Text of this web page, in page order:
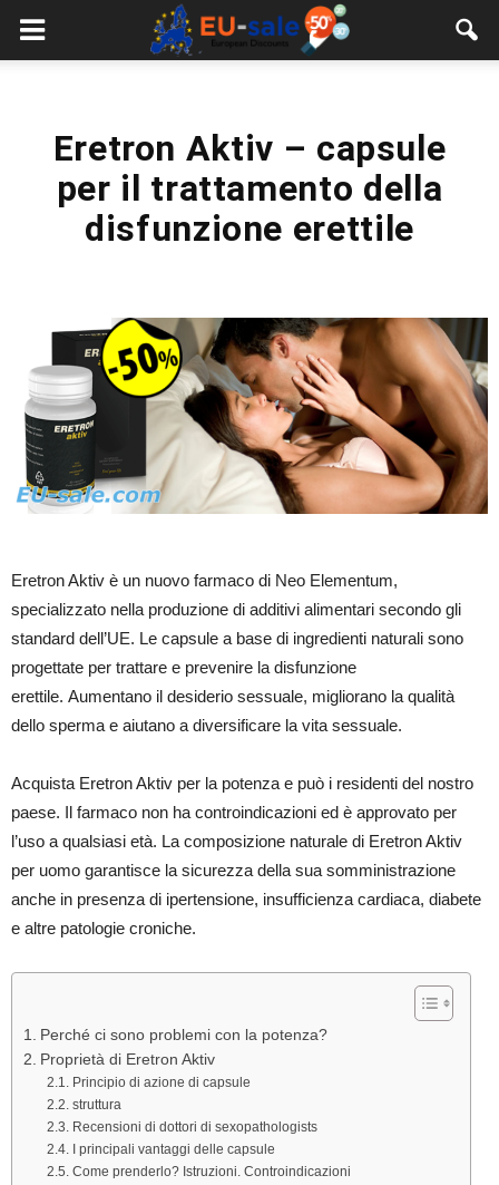
European
Eretron Aktiv – capsule
per il trattamento della
disfunzione erettile
Eretron Aktiv è un nuovo farmaco di Neo Elementum,
specializzato nella produzione di additivi alimentari secondo gli
standard dell’UE. Le capsule a base di ingredienti naturali sono
progettate per trattare e prevenire la disfunzione
erettile. Aumentano il desiderio sessuale, migliorano la qualità
dello sperma e aiutano a diversificare la vita sessuale.
Acquista Eretron Aktiv per la potenza e può i residenti del nostro
paese. Il farmaco non ha controindicazioni ed è approvato per
l’uso a qualsiasi età. La composizione naturale di Eretron Aktiv
per uomo garantisce la sicurezza della sua somministrazione
anche in presenza di ipertensione, insufficienza cardiaca, diabete
e altre patologie croniche.
Perché ci sono problemi con la potenza?
Proprietà di Eretron Aktiv
Principio di azione di capsule
struttura
Recensioni di dottori di sexopathologists
I principali vantaggi delle capsule
Come prenderlo? Istruzioni. Controindicazioni